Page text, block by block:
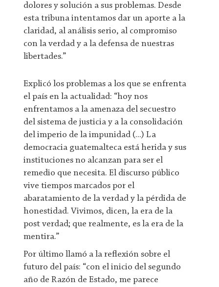
dolores y solución a sus problemas. Desde
esta tribuna intentamos dar un aporte a la
claridad, al análisis serio, al compromiso
con la verdad y a la defensa de nuestras
libertades.”
Explicó los problemas a los que se enfrenta
el país en la actualidad: “hoy nos
enfrentamos a la amenaza del secuestro
del sistema de justicia y a la consolidación
del imperio de la impunidad (...) La
democracia guatemalteca está herida y sus
instituciones no alcanzan para ser el
remedio que necesita. El discurso público
vive tiempos marcados por el
abaratamiento de la verdad y la pérdida de
honestidad. Vivimos, dicen, la era de la
post verdad; que realmente, es la era de la
mentira.”
Por último llamó a la reflexión sobre el
futuro del país: “con el inicio del segundo
año de Razón de Estado, me parece